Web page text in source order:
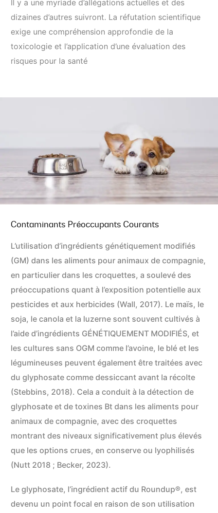
Il y a une myriade d’allégations actuelles et des
dizaines d’autres suivront. La réfutation scientifique
exige une compréhension approfondie de la
toxicologie et l’application d’une évaluation des
risques pour la santé
Contaminants Préoccupants Courants
L’utilisation d’ingrédients génétiquement modifiés
(GM) dans les aliments pour animaux de compagnie,
en particulier dans les croquettes, a soulevé des
préoccupations quant à l’exposition potentielle aux
pesticides et aux herbicides (Wall, 2017). Le maïs, le
soja, le canola et la luzerne sont souvent cultivés à
l’aide d’ingrédients GÉNÉTIQUEMENT MODIFIÉS, et
les cultures sans OGM comme l’avoine, le blé et les
légumineuses peuvent également être traitées avec
du glyphosate comme dessiccant avant la récolte
(Stebbins, 2018). Cela a conduit à la détection de
glyphosate et de toxines Bt dans les aliments pour
animaux de compagnie, avec des croquettes
montrant des niveaux significativement plus élevés
que les options crues, en conserve ou lyophilisés
(Nutt 2018 ; Becker, 2023).
Le glyphosate, l’ingrédient actif du Roundup®, est
devenu un point focal en raison de son utilisation